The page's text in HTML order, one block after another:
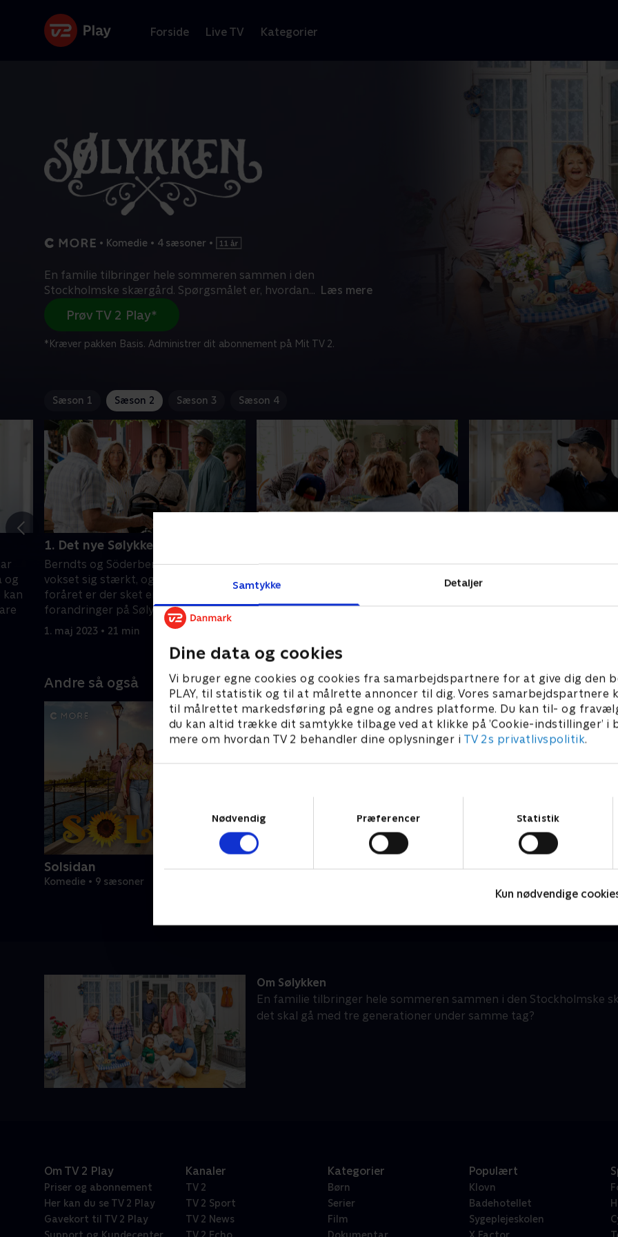
Samtykke Detaljer
Dine data og cookies
Vi bruger egne cookies og cookies fra samarbejdspartnere for at give dig den
PLAY, til statistik og til at målrette annoncer til dig. Vores samarbejdspartnere
til målrettet markedsføring på egne og andres platforme. Du kan til- og
du kan altid trække dit samtykke tilbage ved at klikke på ’Cookie-indstillinger’ i
mere om hvordan TV 2 behandler dine oplysninger i TV 2s privatlivspolitik.
Nødvendig
Præferencer Statistik
Kun nødvendige
Forside Live TV Kategorier
• Komedie • 4 sæsoner •
En familie tilbringer hele sommeren sammen i den
Stockholmske skærgård. Spørgsmålet er, hvordan... Læs mere
Prøv TV 2 Play*
*Kræver pakken Basis. Administrer dit abonnement på Mit TV 2.
Sæson 1 Sæson 2 Sæson 3 Sæson 4
og
kan
1. Det nye Sølykken
Berndts og Söderbergs forhold har
vokset sig stærkt, og i løbet af
foråret er der sket en del
forandringer på Sølykken. Det har
især Klara svært ved at tackle
1. maj 2023 • 21 min
Ingen kan blive enige om niveauet på
fællesmåltiderne. Er det vigtigst at
nyde maden godt, eller er den
virkelige nydelse at anstrenge sig så
en favorit hos Berndt, men
Andre så også
Solsidan
Komedie • 9 sæsoner
Om Sølykken
En familie tilbringer hele sommeren sammen i den Stockholmske
det skal gå med tre generationer under samme tag?
Om TV 2 Play
Priser og abonnement
Her kan du se TV 2 Play
Gavekort til TV 2 Play
Kanaler
TV 2
TV 2 Sport
TV 2 News
Kategorier
Børn
Serier
Film
Populært
Klovn
Badehotellet
Sygeplejeskolen